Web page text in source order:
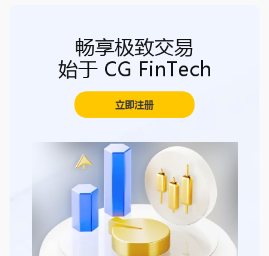
畅享极致交易
始于 CG FinTech
立即注册